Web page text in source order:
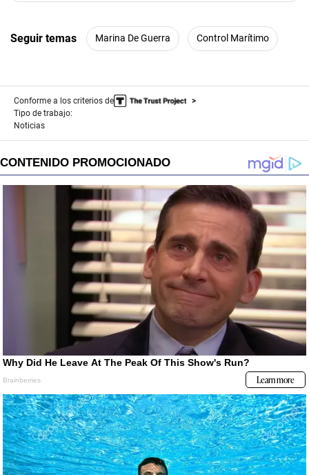
Seguir temas Marina De Guerra Control Marítimo
Conforme a los criterios de
Tipo de trabajo:
Noticias